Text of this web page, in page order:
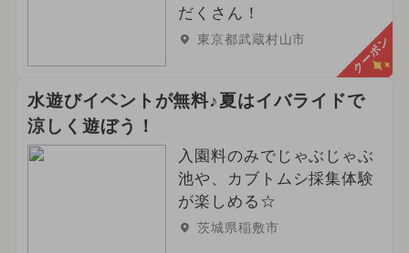
だくさん！
東京都武蔵村山市 クーポン
水遊びイベントが無料♪夏はイバライドで
涼しく遊ぼう！
入園料のみでじゃぶじゃぶ
池や、カブトムシ採集体験
が楽しめる☆
茨城県稲敷市